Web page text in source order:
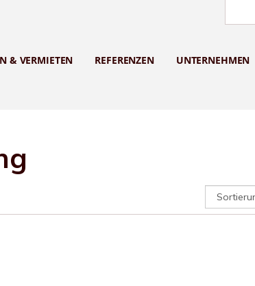
& VERMIETEN REFERENZEN UNTERNEHMEN